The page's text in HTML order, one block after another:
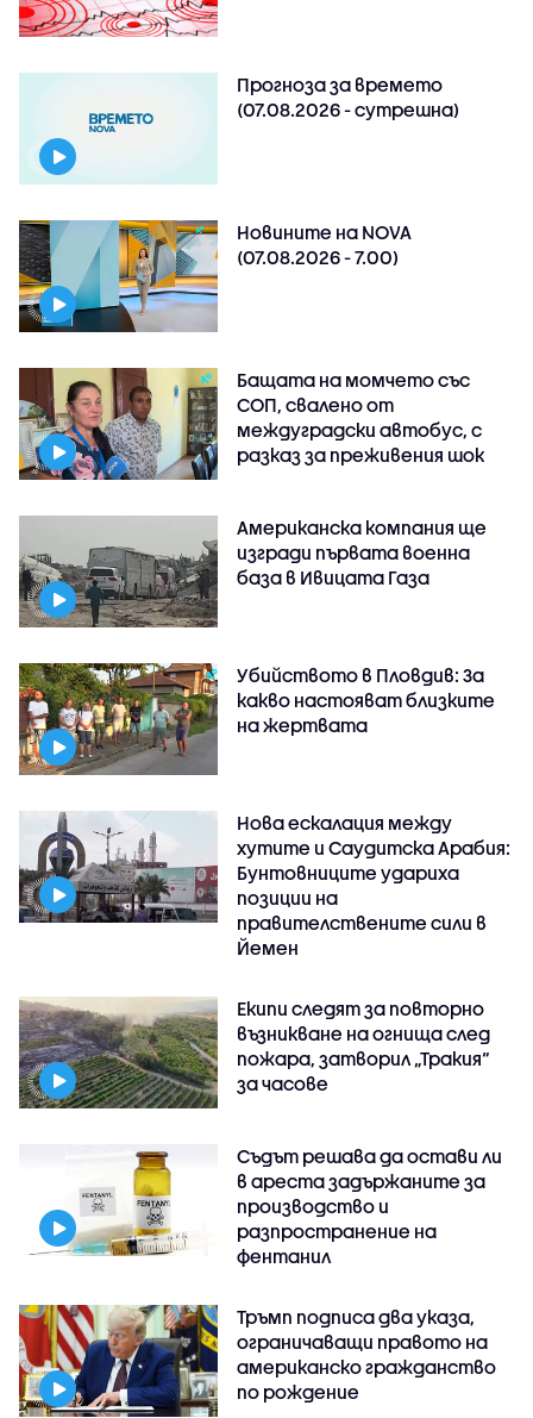
Прогноза за времето
(07.08.2026 - сутрешна)
Новините на NOVA
(07.08.2026 - 7.00)
Бащата на момчето със
СОП, свалено от
междуградски автобус, с
разказ за преживения шок
Американска компания ще
изгради първата военна
база в Ивицата Газа
Убийството в Пловдив: За
какво настояват близките
на жертвата
Нова ескалация между
хутите и Саудитска Арабия:
Бунтовниците удариха
позиции на
правителствените сили в
Йемен
Екипи следят за повторно
възникване на огнища след
пожара, затворил „Тракия“
за часове
Съдът решава да остави ли
в ареста задържаните за
производство и
разпространение на
фентанил
Тръмп подписа два указа,
ограничаващи правото на
американско гражданство
по рождение